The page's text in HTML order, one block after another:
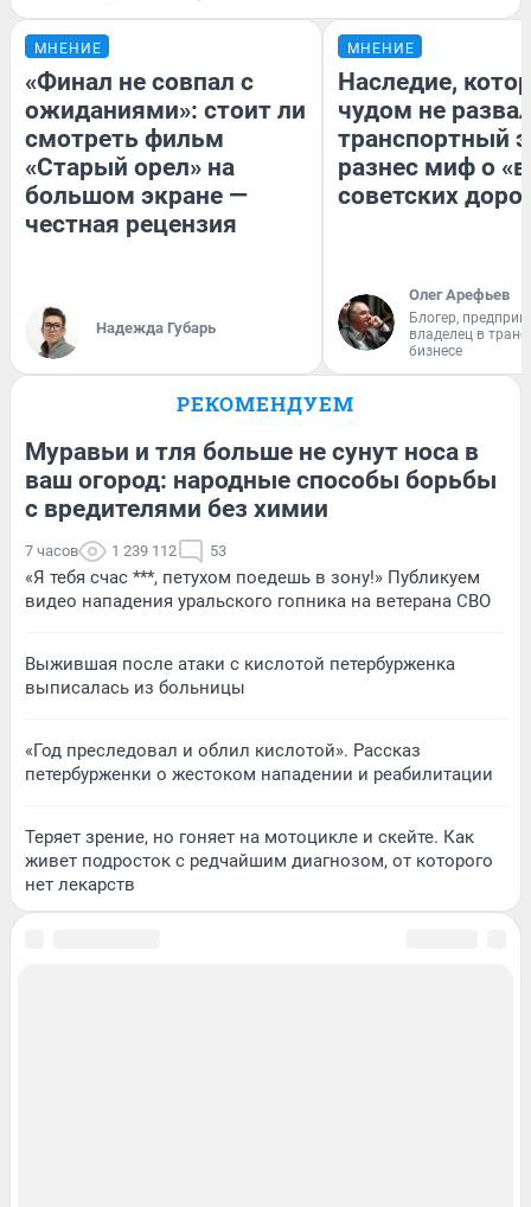
МНЕНИЕ
«Финал не совпал с
ожиданиями»: стоит ли
смотреть фильм
«Старый орел» на
большом экране —
честная рецензия
Надежда Губарь
МНЕНИЕ
Наследие,
чудом не
транспортный
разнес миф о
советских
Олег Арефьев
Блогер,
владелец в
бизнесе
РЕКОМЕНДУЕМ
Муравьи и тля больше не сунут носа в
ваш огород: народные способы борьбы
с вредителями без химии
7 часов 1 239 112 53
«Я тебя счас ***, петухом поедешь в зону!» Публикуем
видео нападения уральского гопника на ветерана СВО
Выжившая после атаки с кислотой петербурженка
выписалась из больницы
«Год преследовал и облил кислотой». Рассказ
петербурженки о жестоком нападении и реабилитации
Теряет зрение, но гоняет на мотоцикле и скейте. Как
живет подросток с редчайшим диагнозом, от которого
нет лекарств